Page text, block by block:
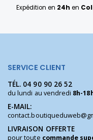
Expédition en 24h en
SERVICE CLIENT
TÉL. 04 90 90 26 52
du lundi au vendredi 8h-
E-MAIL:
LIVRAISON OFFERTE
pour toute commande